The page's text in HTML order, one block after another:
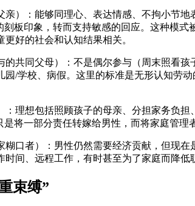
）： 能够同理心、表达情感、不拘小节地
刻板印象，转而支持敏感的回应。这种模式
好的社会和认知结果相关。
共同父母）： 不是偶尔参与（周末照看孩
园/学校、病假。这里的标准是无形认知劳动
理想包括照顾孩子的母亲、分担家务负担
将一部分责任转嫁给男性，而将家庭管理
糊口者）： 男性仍然需要经济贡献，但现
间、远程工作，有时甚至为了家庭而降低
束缚”